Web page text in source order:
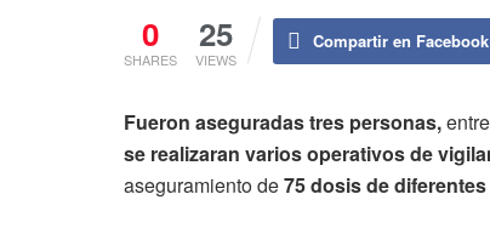
0
SHARES
25
VIEWS
Compartir en Facebook
Fueron aseguradas tres personas,
se realizaran varios operativos de
aseguramiento de75 dosis de